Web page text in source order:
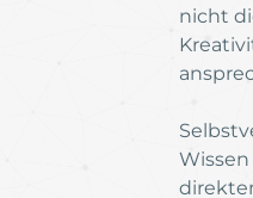
nicht